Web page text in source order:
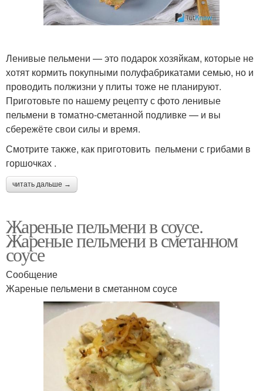
Ленивые пельмени — это подарок хозяйкам, которые не
хотят кормить покупными полуфабрикатами семью, но и
проводить полжизни у плиты тоже не планируют.
Приготовьте по нашему рецепту с фото ленивые
пельмени в томатно-сметанной подливке — и вы
сбережёте свои силы и время.
Смотрите также, как приготовить пельмени с грибами в
горшочках .
читать дальше →
Жареные пельмени в соусе.
Жареные пельмени в сметанном
соусе
Сообщение
Жареные пельмени в сметанном соусе